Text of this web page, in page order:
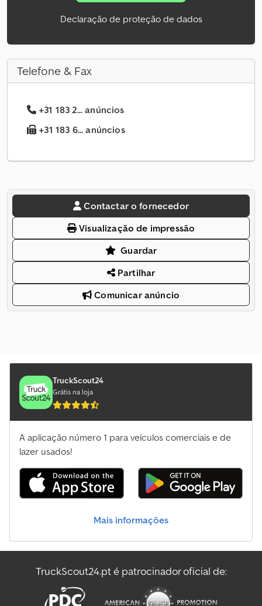
Declaração de proteção de dados
Telefone & Fax
+31 183 2... anúncios
+31 183 6... anúncios
Contactar o fornecedor
Visualização de impressão
Guardar
Partilhar
Comunicar anúncio
TruckScout24
Grátis na loja
A aplicação número 1 para veículos comerciais e de
lazer usados!
Mais informações
TruckScout24.pt é patrocinador oficial de: